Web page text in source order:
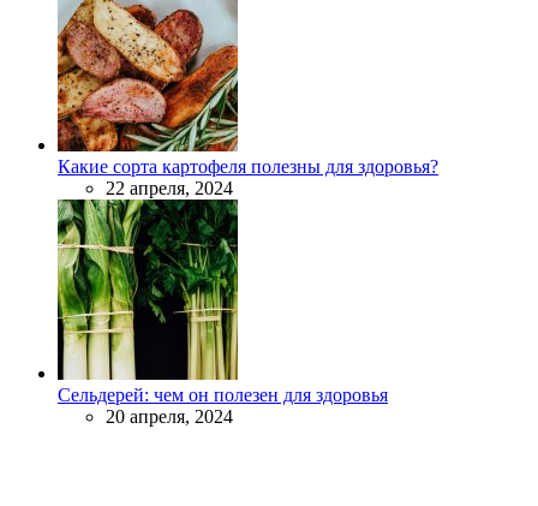
Какие сорта картофеля полезны для здоровья?
22 апреля, 2024
Сельдерей: чем он полезен для здоровья
20 апреля, 2024